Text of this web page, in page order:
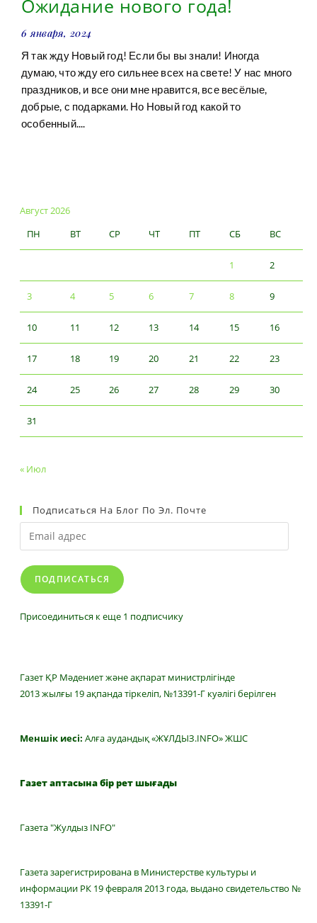
Ожидание нового года!
6 января, 2024
Я так жду Новый год! Если бы вы знали! Иногда
думаю, что жду его сильнее всех на свете! У нас много
праздников, и все они мне нравится, все весёлые,
добрые, с подарками. Но Новый год какой то
особенный....
Август 2026
ПН
ВТ СР ЧТ ПТ СБ ВС
1 2
3 4 5 6 7 8 9
10 11 12 13 14 15 16
17 18 19 20 21 22 23
24 25 26 27 28 29 30
31
« Июл
Подписаться На Блог По Эл. Почте
ПОДПИСАТЬСЯ
Присоединиться к еще 1 подписчику
Газет ҚР Мәдениет және ақпарат министрлігінде
2013 жылғы 19 ақпанда тіркеліп, №13391-Г куәлігі берілген
Меншік иесі: Алға аудандық «ЖҰЛДЫЗ.INFO» ЖШС
Газет аптасына бір рет шығады
Газета "Жулдыз INFO"
Газета зарегистрирована в Министерстве культуры и
информации РК 19 февраля 2013 года, выдано свидетельство №
13391-Г